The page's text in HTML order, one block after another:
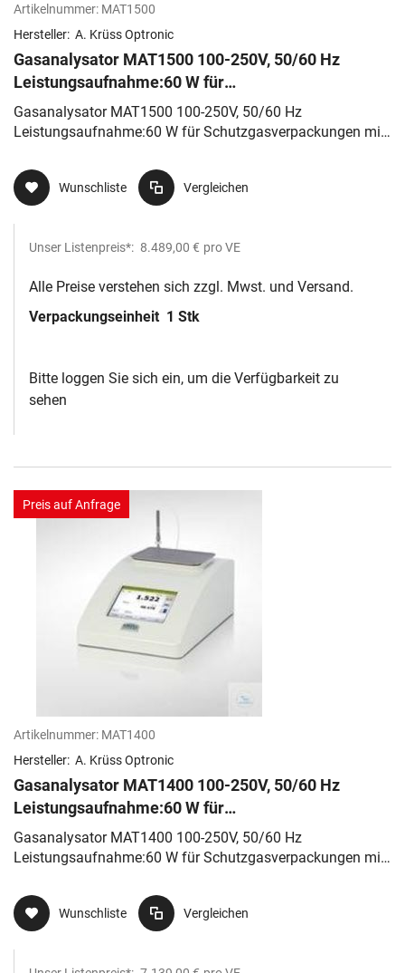
Artikelnummer: MAT1500
Hersteller: A. Krüss Optronic
Gasanalysator MAT1500 100-250V, 50/60 Hz
Leistungsaufnahme:60 W für
Schutzgasverpackungen mit Zirconiumdioxid-
Sensor
Gasanalysator MAT1500 100-250V, 50/60 Hz
Leistungsaufnahme:60 W für Schutzgasverpackungen mit
Wunschliste Vergleichen
Unser Listenpreis*: 8.489,00 € pro VE
Alle Preise verstehen sich zzgl. Mwst. und Versand.
Verpackungseinheit 1 Stk
Bitte loggen Sie sich ein, um die Verfügbarkeit zu
sehen
Preis auf Anfrage
Artikelnummer: MAT1400
Hersteller: A. Krüss Optronic
Gasanalysator MAT1400 100-250V, 50/60 Hz
Leistungsaufnahme:60 W für
Schutzgasverpackungen mit Zirconiumdioxid-
Sensor
Gasanalysator MAT1400 100-250V, 50/60 Hz
Leistungsaufnahme:60 W für Schutzgasverpackungen mit
Wunschliste Vergleichen